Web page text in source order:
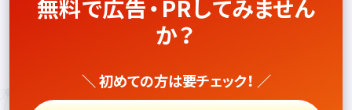
無料で広告・PRしてみません
か？
＼ 初めての方は要チェック！ ／